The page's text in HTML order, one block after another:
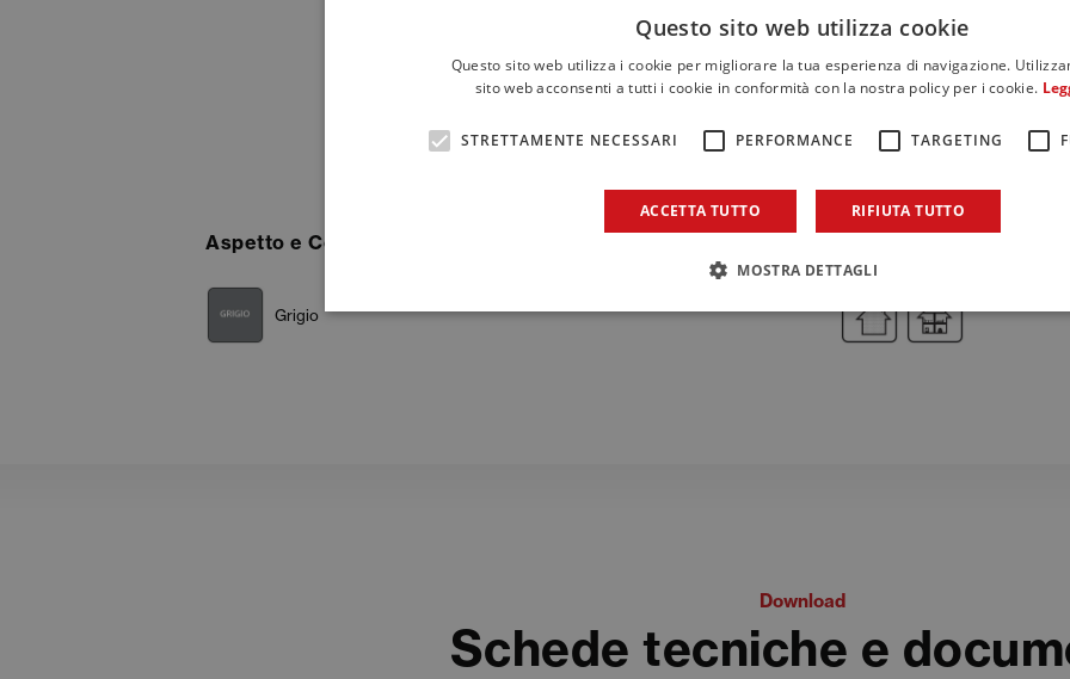
GFRP, a differenza
l’installazione facile
Aspetto e Colore
Grigio
Download
Schede tecniche e
Questo sito web utilizza cookie
Questo sito web utilizza i cookie per migliorare la tua esperienza di navigazione.
sito web acconsenti a tutti i cookie in conformità con la nostra policy per i cookie.
STRETTAMENTE NECESSARI PERFORMANCE TARGETING
ACCETTA TUTTO RIFIUTA TUTTO
MOSTRA DETTAGLI